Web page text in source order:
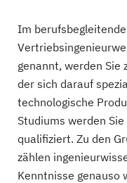
Im
genannt, werden Sie
der sich darauf
technologische
Studiums werden
qualifiziert. Zu den
zählen
Kenntnisse genauso